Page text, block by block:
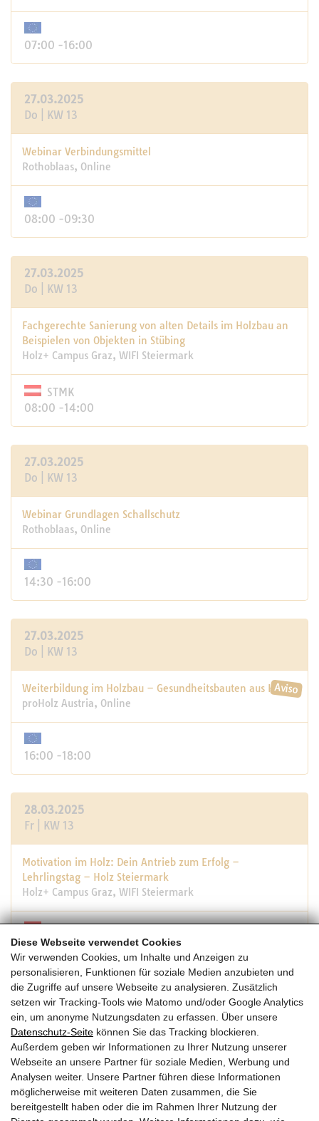
Diese Webseite verwendet Cookies
Wir verwenden Cookies, um Inhalte und Anzeigen zu
personalisieren, Funktionen für soziale Medien anzubieten und
die Zugriffe auf unsere Webseite zu analysieren. Zusätzlich
setzen wir Tracking-Tools wie Matomo und/oder Google Analytics
ein, um anonyme Nutzungsdaten zu erfassen. Über unsere
Datenschutz-Seite können Sie das Tracking blockieren.
Außerdem geben wir Informationen zu Ihrer Nutzung unserer
Webseite an unsere Partner für soziale Medien, Werbung und
Analysen weiter. Unsere Partner führen diese Informationen
möglicherweise mit weiteren Daten zusammen, die Sie
bereitgestellt haben oder die im Rahmen Ihrer Nutzung der
07:00 -16:00
27.03.2025
Do | KW 13
Webinar Verbindungsmittel
Rothoblaas, Online
08:00 -09:30
27.03.2025
Do | KW 13
Fachgerechte Sanierung von alten Details im Holzbau an
Beispielen von Objekten in Stübing
Holz+ Campus Graz, WIFI Steiermark
STMK
08:00 -14:00
27.03.2025
Do | KW 13
Webinar Grundlagen Schallschutz
Rothoblaas, Online
14:30 -16:00
27.03.2025
Do | KW 13
Weiterbildung im Holzbau – Gesundheitsbauten aus Holz
proHolz Austria, Online
16:00 -18:00
28.03.2025
Fr | KW 13
Motivation im Holz: Dein Antrieb zum Erfolg –
Lehrlingstag – Holz Steiermark
Holz+ Campus Graz, WIFI Steiermark
STMK
08:00 -18:00
12.-27.03.2025
Do-Do | KW 11
Webinar Verbindungsmittel
Rothoblaas, Online